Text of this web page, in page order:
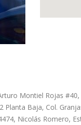
Montiel Rojas #40,
Planta Baja, Col.
Nicolás Romero,